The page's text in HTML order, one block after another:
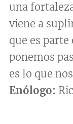
una
viene a
que es parte
ponemos
es lo que
Enólogo: